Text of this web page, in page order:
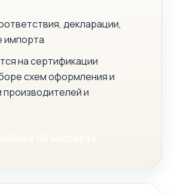
декларации,
импорта
на сертификации
схем оформления и
и